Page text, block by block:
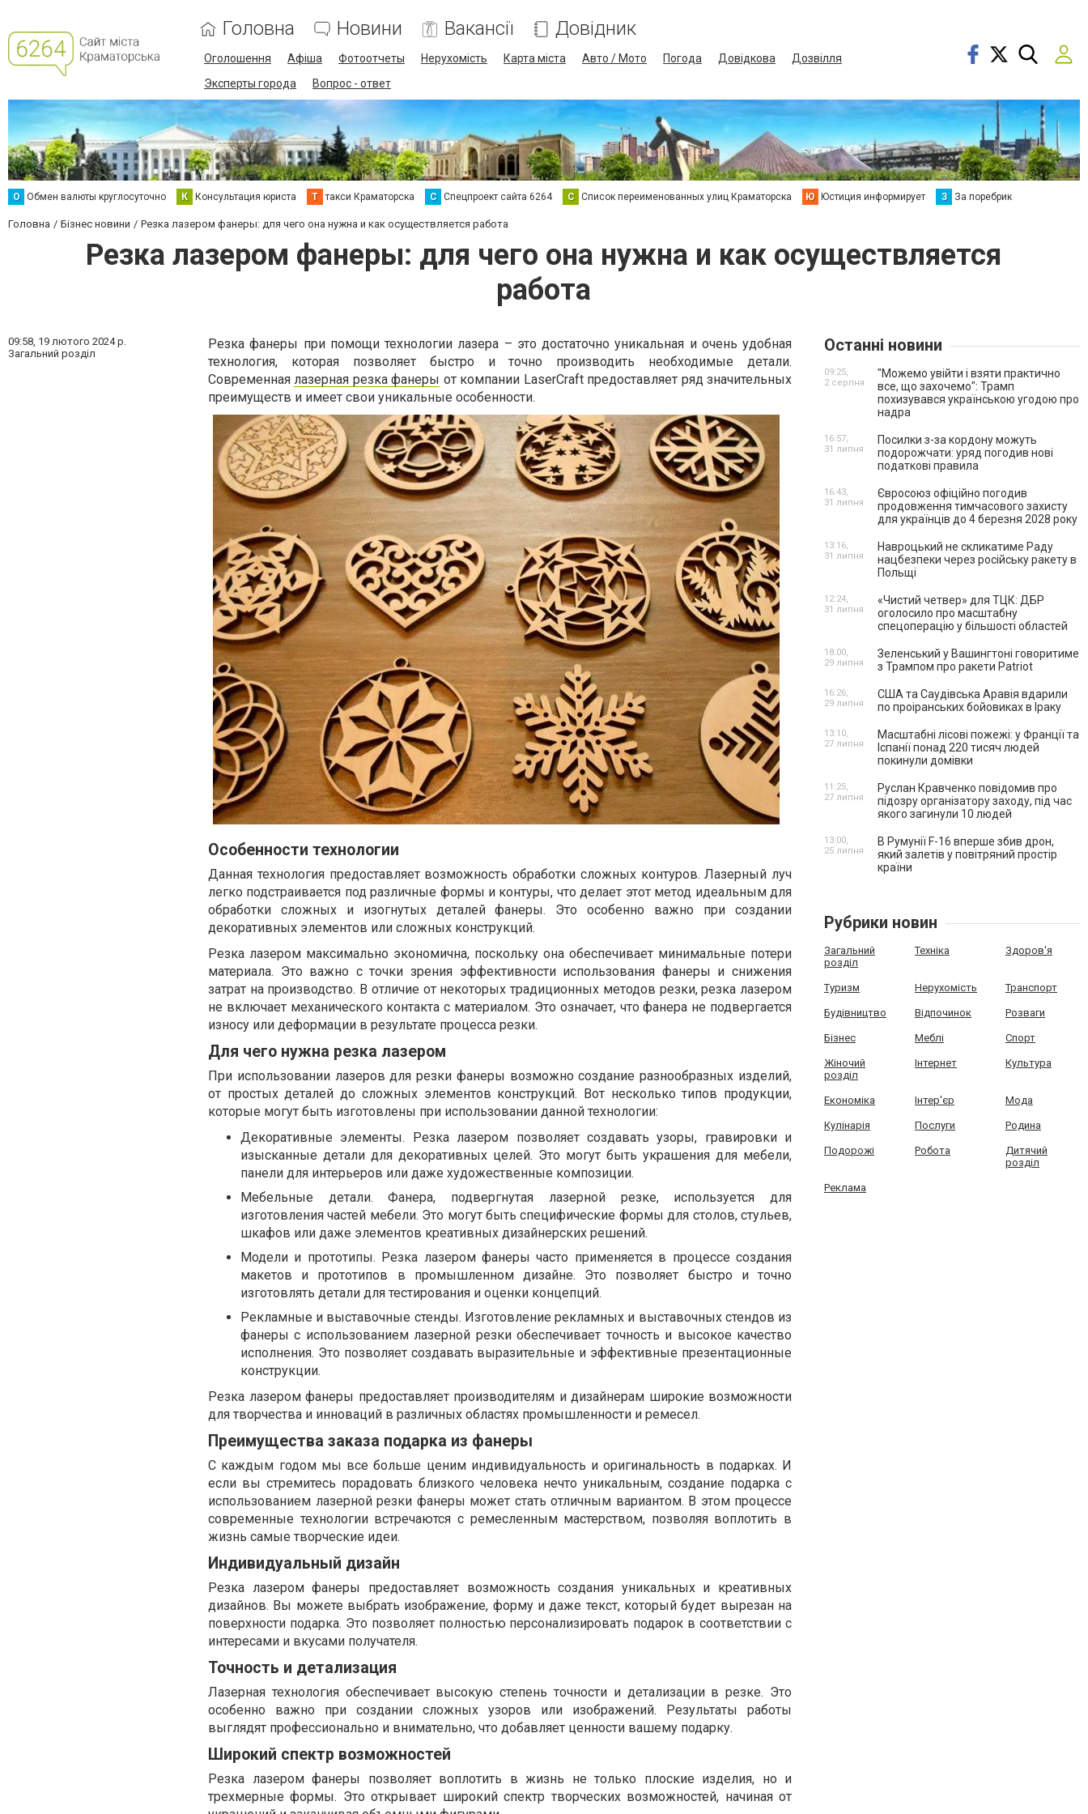
Головна Новини Вакансії Довідник
Оголошення Афіша Фотоотчеты Нерухомість Карта міста Авто / Мото Погода Довідкова
Дозвілля
Эксперты города
Вопрос - ответ
О Обмен валюты круглосуточно К Консультация юриста Т такси Краматорска С Спецпроект сайта 6264 С Список переименованных улиц Краматорска Ю Юстиция информирует З За поребрик
Головна Бізнес новини Резка лазером фанеры: для чего она нужна и как осуществляется работа
Резка лазером фанеры: для чего она нужна и как осуществляется
работа
09:58, 19 лютого 2024 р.
Загальний розділ
Резка фанеры при помощи технологии лазера – это достаточно уникальная и очень удобная
технология, которая позволяет быстро и точно производить необходимые детали.
Современнаялазерная резка фанеры от компании LaserCraft предоставляет ряд значительных
преимуществ и имеет свои уникальные особенности.
Особенности технологии
Данная технология предоставляет возможность обработки сложных контуров. Лазерный луч
легко подстраивается под различные формы и контуры, что делает этот метод идеальным для
обработки сложных и изогнутых деталей фанеры. Это особенно важно при создании
декоративных элементов или сложных конструкций.
Резка лазером максимально экономична, поскольку она обеспечивает минимальные потери
материала. Это важно с точки зрения эффективности использования фанеры и снижения
затрат на производство. В отличие от некоторых традиционных методов резки, резка лазером
не включает механического контакта с материалом. Это означает, что фанера не подвергается
износу или деформации в результате процесса резки.
Для чего нужна резка лазером
При использовании лазеров для резки фанеры возможно создание разнообразных изделий,
от простых деталей до сложных элементов конструкций. Вот несколько типов продукции,
которые могут быть изготовлены при использовании данной технологии:
Декоративные элементы. Резка лазером позволяет создавать узоры, гравировки и
изысканные детали для декоративных целей. Это могут быть украшения для мебели,
панели для интерьеров или даже художественные композиции.
Мебельные детали. Фанера, подвергнутая лазерной резке, используется для
изготовления частей мебели. Это могут быть специфические формы для столов, стульев,
шкафов или даже элементов креативных дизайнерских решений.
Модели и прототипы. Резка лазером фанеры часто применяется в процессе создания
макетов и прототипов в промышленном дизайне. Это позволяет быстро и точно
изготовлять детали для тестирования и оценки концепций.
Рекламные и выставочные стенды. Изготовление рекламных и выставочных стендов из
фанеры с использованием лазерной резки обеспечивает точность и высокое качество
исполнения. Это позволяет создавать выразительные и эффективные презентационные
конструкции.
Резка лазером фанеры предоставляет производителям и дизайнерам широкие возможности
для творчества и инноваций в различных областях промышленности и ремесел.
Преимущества заказа подарка из фанеры
С каждым годом мы все больше ценим индивидуальность и оригинальность в подарках. И
если вы стремитесь порадовать близкого человека нечто уникальным, создание подарка с
использованием лазерной резки фанеры может стать отличным вариантом. В этом процессе
современные технологии встречаются с ремесленным мастерством, позволяя воплотить в
жизнь самые творческие идеи.
Индивидуальный дизайн
Резка лазером фанеры предоставляет возможность создания уникальных и креативных
дизайнов. Вы можете выбрать изображение, форму и даже текст, который будет вырезан на
поверхности подарка. Это позволяет полностью персонализировать подарок в соответствии с
интересами и вкусами получателя.
Точность и детализация
Лазерная технология обеспечивает высокую степень точности и детализации в резке. Это
особенно важно при создании сложных узоров или изображений. Результаты работы
выглядят профессионально и внимательно, что добавляет ценности вашему подарку.
Широкий спектр возможностей
Резка лазером фанеры позволяет воплотить в жизнь не только плоские изделия, но и
трехмерные формы. Это открывает широкий спектр творческих возможностей, начиная от
Останні новини
"Можемо увійти і взяти практично
все, що захочемо": Трамп
похизувався українською угодою про
надра
09:25,
2 серпня
Посилки з-за кордону можуть
подорожчати: уряд погодив нові
податкові правила
16:57,
31 липня
Євросоюз офіційно погодив
продовження тимчасового захисту
для українців до 4 березня 2028 року
16:43,
31 липня
Навроцький не скликатиме Раду
нацбезпеки через російську ракету в
Польщі
13:16,
31 липня
«Чистий четвер» для ТЦК: ДБР
оголосило про масштабну
спецоперацію у більшості областей
12:24,
31 липня
Зеленський у Вашингтоні говоритиме
з Трампом про ракети Patriot
18:00,
29 липня
США та Саудівська Аравія вдарили
по проіранських бойовиках в Іраку
16:26,
29 липня
Масштабні лісові пожежі: у Франції та
Іспанії понад 220 тисяч людей
покинули домівки
13:10,
27 липня
Руслан Кравченко повідомив про
підозру організатору заходу, під час
якого загинули 10 людей
11:25,
27 липня
В Румунії F-16 вперше збив дрон,
який залетів у повітряний простір
країни
13:00,
25 липня
Рубрики новин
Загальний
розділ
Техніка Здоров'я
Туризм Нерухомість Транспорт
Будівництво Відпочинок Розваги
Бізнес Меблі Спорт
Жіночий
розділ
Інтернет Культура
Економіка Інтер'єр Мода
Кулінарія Послуги Родина
Подорожі Робота
Дитячий
розділ
Реклама